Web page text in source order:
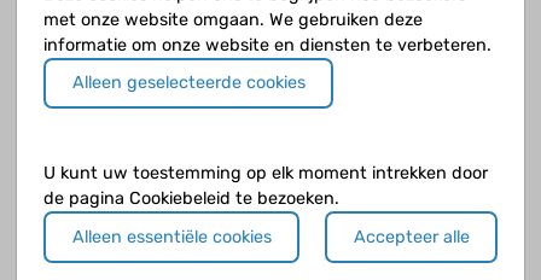
obesitas
Met een nieuw medicijn is er hoopgevend
nieuws voor jongeren met een
Financiële stress? Vertel jouw
verhaal op Geld&Ziek
met onze website omgaan. We gebruiken deze
informatie om onze website en diensten te verbeteren.
Alleen geselecteerde cookies
U kunt uw toestemming op elk moment intrekken door
de pagina Cookiebeleid te bezoeken.
Alleen essentiële cookies
Accepteer alle